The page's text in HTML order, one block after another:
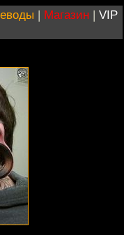
| Магазин | VIP